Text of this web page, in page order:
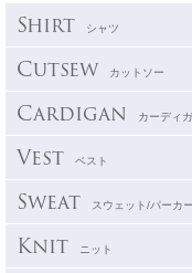
Shirt シャツ
Cutsew カットソー
Cardigan カーディ
Vest ベスト
Sweat スウェット/パーカー
Knit ニット